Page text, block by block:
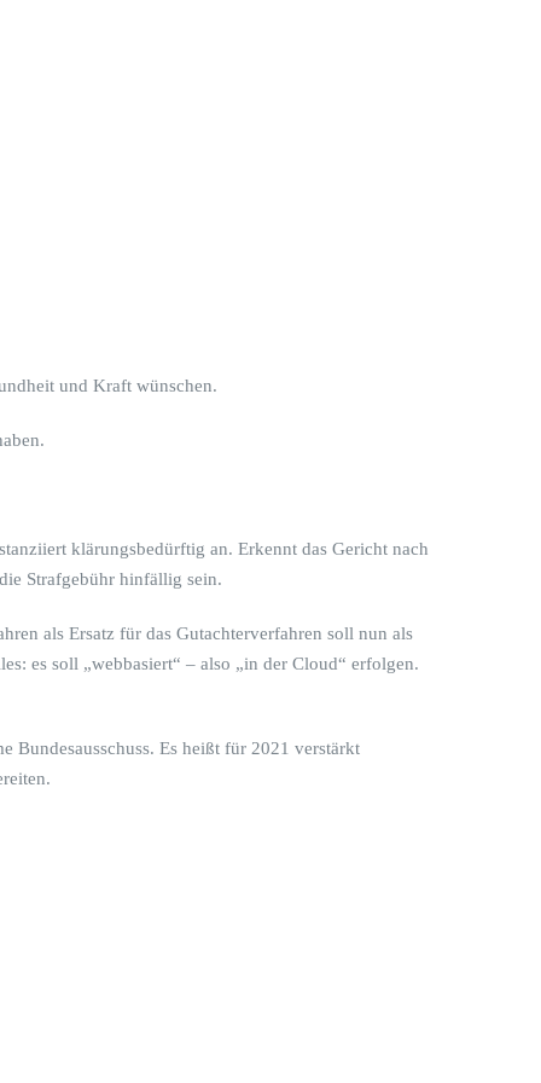
und Kraft wünschen.
klärungsbedürftig an. Erkennt das Gericht nach
Strafgebühr hinfällig sein.
als Ersatz für das Gutachterverfahren soll nun als
es soll „webbasiert“ – also „in der Cloud“ erfolgen.
Bundesausschuss. Es heißt für 2021 verstärkt